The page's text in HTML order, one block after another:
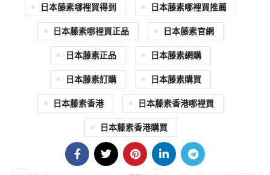
日本藤素哪裡買得到 日本藤素哪裡買推薦
日本藤素哪裡買正品 日本藤素官網
日本藤素正品 日本藤素網購
日本藤素訂購 日本藤素購買
日本藤素香港 日本藤素香港哪裡買
日本藤素香港購買